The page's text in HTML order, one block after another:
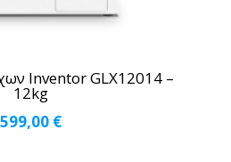
Inventor GLX12014 –
12kg
599,00 €